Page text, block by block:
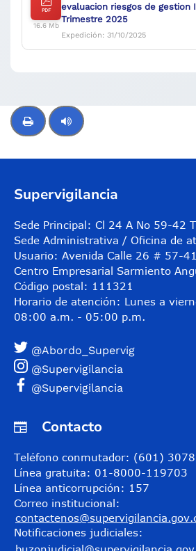
PDF
16.6 Mb
evaluacion riesgos de gestion
Trimestre 2025
Expedición: 31/10/2025
Supervigilancia
Sede Principal: Cl 24 A No 59-42
Sede Administrativa / Oficina de
Usuario: Avenida Calle 26 # 57-
Centro Empresarial Sarmiento
Código postal: 111321
Horario de atención: Lunes a
08:00 a.m. - 05:00 p.m.
@Abordo_Supervig
@Supervigilancia
@Supervigilancia
Contacto
Teléfono conmutador: (601)
Línea gratuita: 01-8000-119703
Línea anticorrupción: 157
Correo institucional:
Notificaciones judiciales: